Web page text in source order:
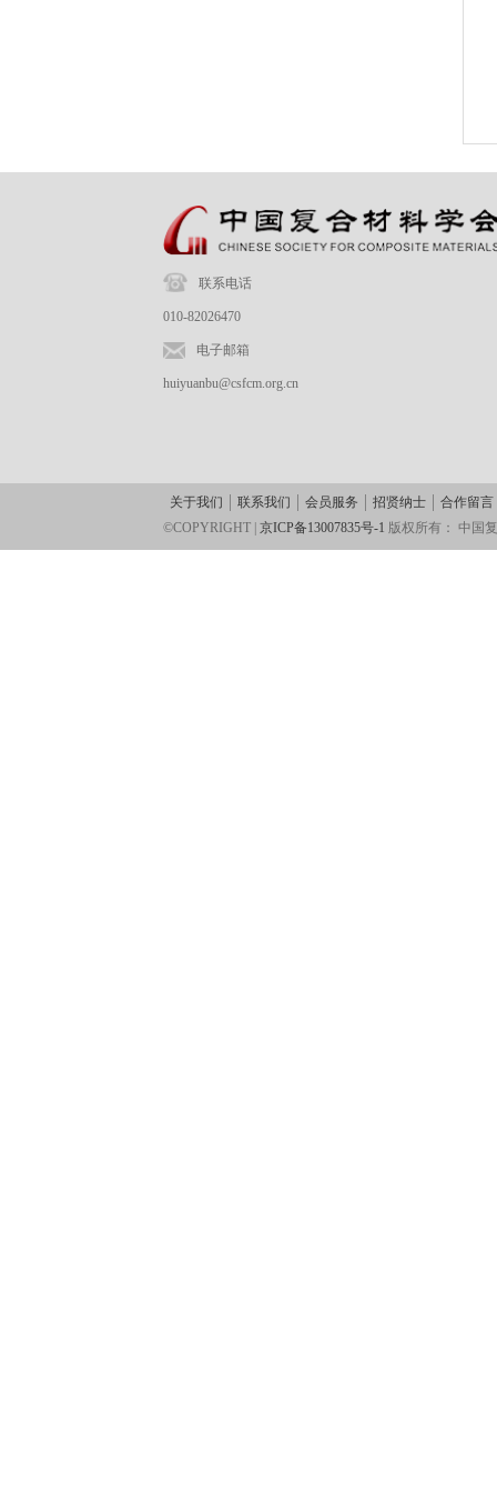
联系电话
010-82026470
电子邮箱
huiyuanbu@csfcm.org.cn
关于我们 联系我们 会员服务 招贤纳士
合作留言
©COPYRIGHT | 京ICP备13007835号-1 版权所有： 中国